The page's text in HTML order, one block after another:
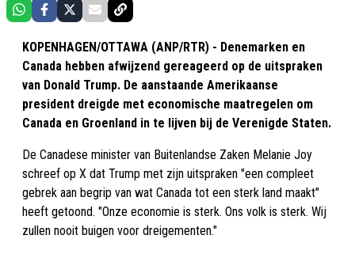
KOPENHAGEN/OTTAWA (ANP/RTR) - Denemarken en
Canada hebben afwijzend gereageerd op de uitspraken
van Donald Trump. De aanstaande Amerikaanse
president dreigde met economische maatregelen om
Canada en Groenland in te lijven bij de Verenigde Staten.
De Canadese minister van Buitenlandse Zaken Melanie Joy
schreef op X dat Trump met zijn uitspraken "een compleet
gebrek aan begrip van wat Canada tot een sterk land maakt"
heeft getoond. "Onze economie is sterk. Ons volk is sterk. Wij
zullen nooit buigen voor dreigementen."